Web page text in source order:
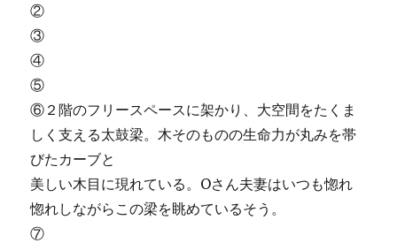
②
③
④
⑤
⑥２階のフリースペースに架かり、大空間をたくま
しく支える太鼓梁。木そのものの生命力が丸みを帯
びたカーブと
美しい木目に現れている。Oさん夫妻はいつも惚れ
惚れしながらこの梁を眺めているそう。
⑦